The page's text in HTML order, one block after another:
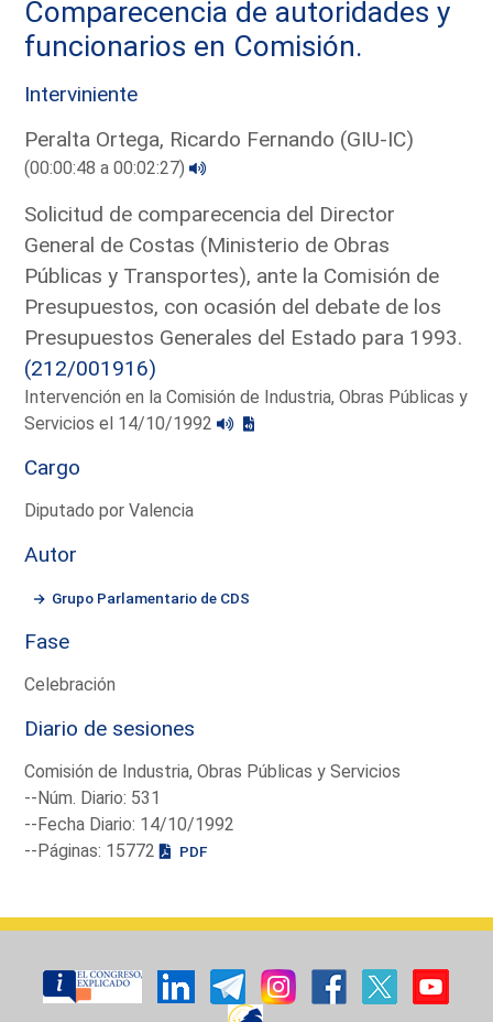
Comparecencia de autoridades y
funcionarios en Comisión.
Interviniente
Peralta Ortega, Ricardo Fernando (GIU-IC)
(00:00:48 a 00:02:27)
Solicitud de comparecencia del Director
General de Costas (Ministerio de Obras
Públicas y Transportes), ante la Comisión de
Presupuestos, con ocasión del debate de los
Presupuestos Generales del Estado para 1993.
(212/001916)
Intervención en la Comisión de Industria, Obras Públicas y
Servicios el 14/10/1992
Cargo
Diputado por Valencia
Autor
Grupo Parlamentario de CDS
Fase
Celebración
Diario de sesiones
Comisión de Industria, Obras Públicas y Servicios
--Núm. Diario: 531
--Fecha Diario: 14/10/1992
--Páginas: 15772
PDF